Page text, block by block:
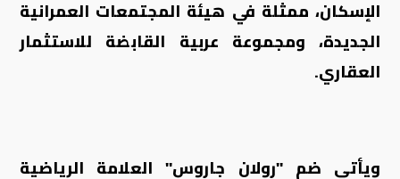
الإسكان، ممثلة في هيئة المجتمعات العمرانية
الجديدة، ومجموعة عربية القابضة للاستثمار
العقاري.
ويأتي ضم "رولان جاروس" العلامة الرياضية